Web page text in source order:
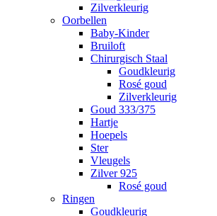
Zilverkleurig
Oorbellen
Baby-Kinder
Bruiloft
Chirurgisch Staal
Goudkleurig
Rosé goud
Zilverkleurig
Goud 333/375
Hartje
Hoepels
Ster
Vleugels
Zilver 925
Rosé goud
Ringen
Goudkleurig